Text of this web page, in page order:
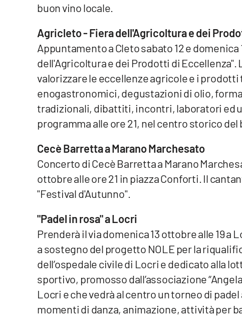
Lacitymag.it
Lacapitalenews.it
Cosenzachannel.it
Ilvibonese.it
buon vino locale.
Agricleto - Fiera dell'Agricoltura e dei
Appuntamento a Cleto sabato 12 e
dell'Agricoltura e dei Prodotti di Eccellenza".
valorizzare le eccellenze agricole e i
enogastronomici, degustazioni di olio,
tradizionali, dibattiti, incontri, laboratori ed
programma alle ore 21, nel centro storico
Cecè Barretta a Marano Marchesato
Concerto di Cecè Barretta a Marano
ottobre alle ore 21 in piazza Conforti. Il
"Festival d'Autunno".
"Padel in rosa" a Locri
Prenderà il via domenica 13 ottobre alle 19 a
a sostegno del progetto NOLE per la
dell’ospedale civile di Locri e dedicato alla
sportivo, promosso dall’associazione
Locri e che vedrà al centro un torneo di
momenti di danza, animazione, attività per